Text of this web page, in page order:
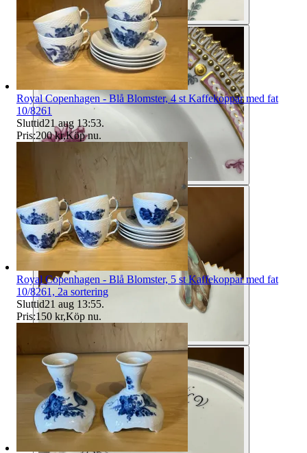
Royal Copenhagen - Blå Blomster, 4 st Kaffekoppar med fat
10/8261
Sluttid21 aug 13:53.
Pris:200 kr,Köp nu.
Royal Copenhagen - Blå Blomster, 5 st Kaffekoppar med fat
10/8261, 2a sortering
Sluttid21 aug 13:55.
Pris:150 kr,Köp nu.